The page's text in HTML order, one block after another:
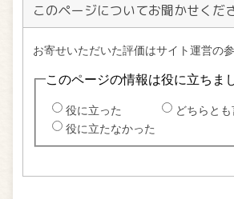
このページについてお聞かせくだ